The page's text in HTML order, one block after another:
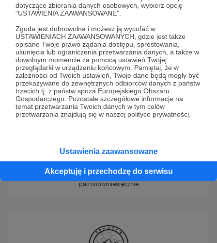
dotyczące zbierania danych osobowych, wybierz opcję
"USTAWIENIA ZAAWANSOWANE".
Zgoda jest dobrowolna i możesz ją wycofać w
USTAWIENIACH ZAAWANSOWANYCH, gdzie jest także
opisane Twoje prawo żądania dostępu, sprostowania,
usunięcia lub ograniczenia przetwarzania danych, a także w
dowolnym momencie za pomocą ustawień Twojej
przeglądarki w urządzeniu końcowym. Pamiętaj, że w
zależności od Twoich ustawień, Twoje dane będą mogły być
przekazywane do zewnętrznych odbiorców danych z państw
trzecich tj. z państw spoza Europejskiego Obszaru
Gospodarczego. Pozostałe szczegółowe informacje na
temat przetwarzania Twoich danych w tym celów
przetwarzania znajdują się w naszej polityce prywatności.
Ustawienia zaawansowane
Akceptuję i przechodzę do serwisu
10
patronów
350 zł
miesięcznie
Fundacja „Instytut Cyfrowego
21
patronów
920 zł
miesięcznie